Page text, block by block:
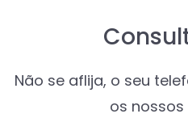
Não se aflija, o seu
os